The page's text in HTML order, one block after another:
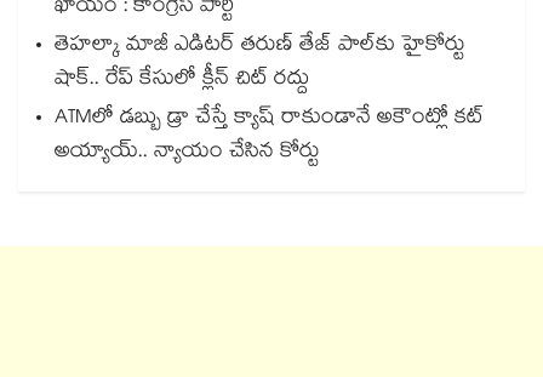
ఖాయం : కాంగ్రెస్ పార్టీ
తెహల్కా మాజీ ఎడిటర్ తరుణ్ తేజ్ పాల్⁭కు హైకోర్టు
షాక్.. రేప్ కేసులో క్లీన్ చిట్ రద్దు
ATMలో డబ్బు డ్రా చేస్తే క్యాష్ రాకుండానే అకౌంట్లో కట్
అయ్యాయ్.. న్యాయం చేసిన కోర్టు